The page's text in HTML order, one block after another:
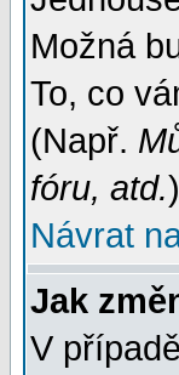
Možná
To, co
(Např.
fóru, atd.
Návrat
Jak
V